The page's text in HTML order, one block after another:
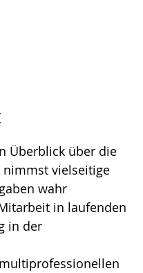
Überblick über die
nimmst vielseitige
wahr
in laufenden
in der